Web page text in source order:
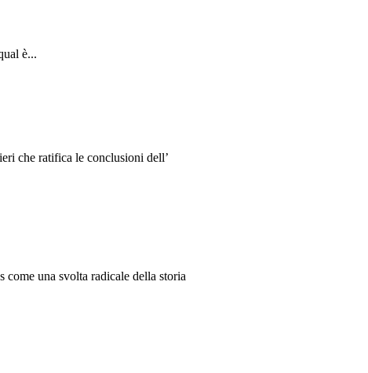
è...
che ratifica le conclusioni dell’
una svolta radicale della storia